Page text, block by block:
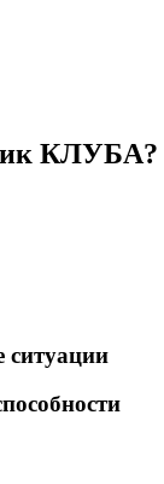
КЛУБА?
ситуации